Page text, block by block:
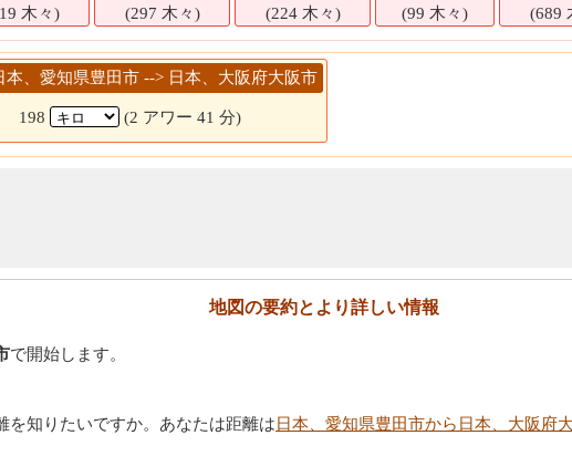
木々)
(297 木々)
(224 木々)
(99 木々)
(689
本、愛知県豊田市 --> 日本、大阪府大阪市
198 (2 アワー 41 分)
地図の要約とより詳しい情報
で開始します。
を知りたいですか。あなたは距離は日本、愛知県豊田市から日本、大阪府